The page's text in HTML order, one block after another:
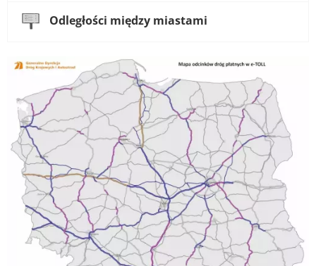
Odległości między miastami